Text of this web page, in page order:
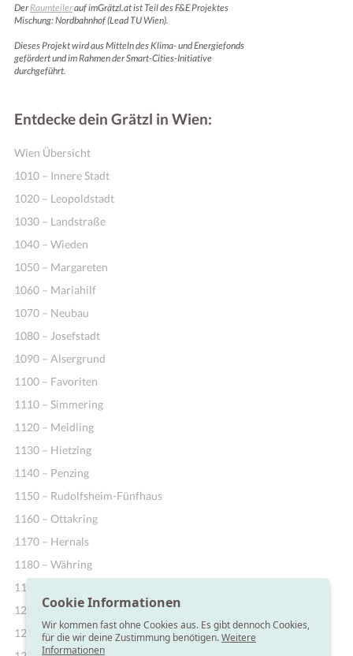
DerRaumteilerauf imGrätzl.at ist Teil des F&E Projektes
Mischung: Nordbahnhof (Lead TU Wien).
Dieses Projekt wird aus Mitteln des Klima- und Energiefonds
gefördert und im Rahmen der Smart-Cities-Initiative
durchgeführt.
Entdecke dein Grätzl in Wien:
Wien Übersicht
1010 – Innere Stadt
1020 – Leopoldstadt
1030 – Landstraße
1040 – Wieden
1050 – Margareten
1060 – Mariahilf
1070 – Neubau
1080 – Josefstadt
1090 – Alsergrund
1100 – Favoriten
1110 – Simmering
1120 – Meidling
1130 – Hietzing
1140 – Penzing
1150 – Rudolfsheim-Fünfhaus
1160 – Ottakring
1170 – Hernals
1180 – Währing
1190 – Döbling
1200 – Brigittenau
1210 – Floridsdorf
Cookie Informationen
Wir kommen fast ohne Cookies aus. Es gibt dennoch Cookies,
für die wir deine Zustimmung benötigen.Weitere
Informationen